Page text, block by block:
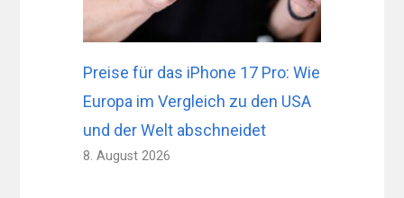
Preise für das iPhone 17 Pro: Wie
Europa im Vergleich zu den USA
und der Welt abschneidet
8. August 2026